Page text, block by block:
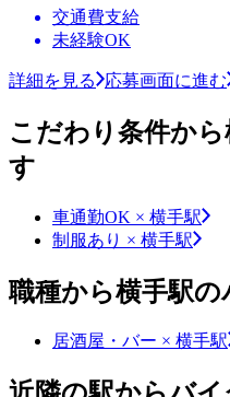
交通費支給
未経験OK
詳細を見る 応募画面に進む
こだわり条件か
す
車通勤OK × 横手駅
制服あり × 横手駅
職種から横手駅
居酒屋・バー × 横手駅